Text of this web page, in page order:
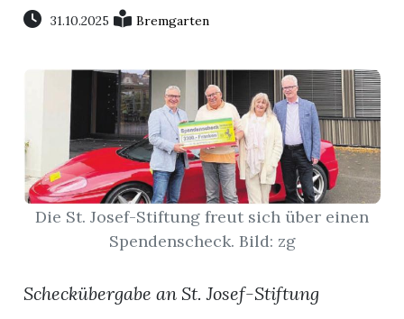
Veranstaltungen
Stellen
Paper
Newsletter
31.10.2025 Bremgarten
Die St. Josef-Stiftung freut sich über einen
Spendenscheck. Bild: zg
Scheckübergabe an St. Josef-Stiftung